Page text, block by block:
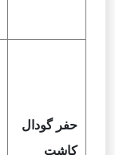
حفر گودال
کاشت